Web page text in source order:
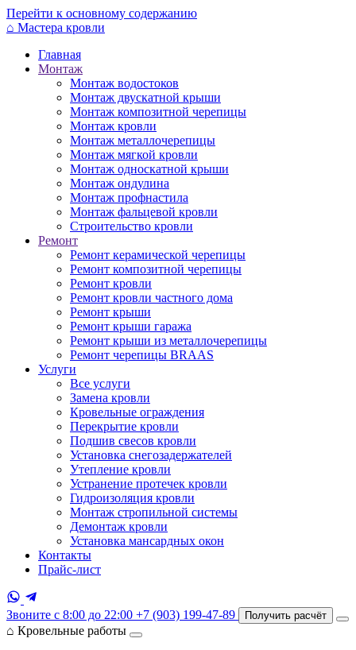
Перейти к основному содержанию
⌂ Мастера кровли
Главная
Монтаж
Монтаж водостоков
Монтаж двускатной крыши
Монтаж композитной черепицы
Монтаж кровли
Монтаж металлочерепицы
Монтаж мягкой кровли
Монтаж односкатной крыши
Монтаж ондулина
Монтаж профнастила
Монтаж фальцевой кровли
Строительство кровли
Ремонт
Ремонт керамической черепицы
Ремонт композитной черепицы
Ремонт кровли
Ремонт кровли частного дома
Ремонт крыши
Ремонт крыши гаража
Ремонт крыши из металлочерепицы
Ремонт черепицы BRAAS
Услуги
Все услуги
Замена кровли
Кровельные ограждения
Перекрытие кровли
Подшив свесов кровли
Установка снегозадержателей
Утепление кровли
Устранение протечек кровли
Гидроизоляция кровли
Монтаж стропильной системы
Демонтаж кровли
Установка мансардных окон
Контакты
Прайс-лист
Звоните с 8:00 до 22:00 +7 (903) 199-47-89 Получить расчёт
⌂ Кровельные работы